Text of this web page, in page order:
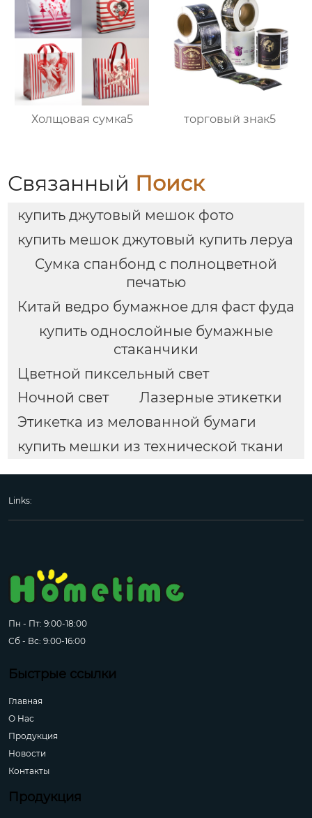
Холщовая сумка5 торговый знак5
Связанный Поиск
купить джутовый мешок фото
купить мешок джутовый купить леруа
Сумка спанбонд с полноцветной
печатью
Китай ведро бумажное для фаст фуда
купить однослойные бумажные
стаканчики
Цветной пиксельный свет
Ночной свет
Лазерные этикетки
Этикетка из мелованной бумаги
купить мешки из технической ткани
Links:
Пн - Пт: 9:00-18:00
Сб - Вс: 9:00-16:00
Быстрые ссылки
Главная
О Hас
Продукция
Новости
Контакты
Продукция